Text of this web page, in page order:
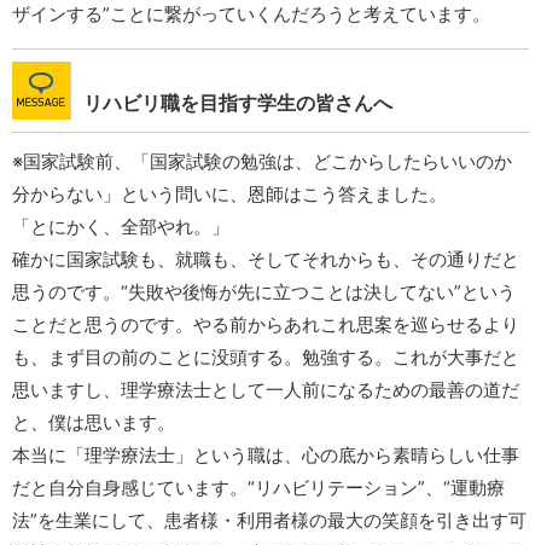
ザインする”ことに繋がっていくんだろうと考えています。
リハビリ職を目指す学生の皆さんへ
※国家試験前、「国家試験の勉強は、どこからしたらいいのか
分からない」という問いに、恩師はこう答えました。
「とにかく、全部やれ。」
確かに国家試験も、就職も、そしてそれからも、その通りだと
思うのです。“失敗や後悔が先に立つことは決してない”という
ことだと思うのです。やる前からあれこれ思案を巡らせるより
も、まず目の前のことに没頭する。勉強する。これが大事だと
思いますし、理学療法士として一人前になるための最善の道だ
と、僕は思います。
本当に「理学療法士」という職は、心の底から素晴らしい仕事
だと自分自身感じています。“リハビリテーション”、“運動療
法”を生業にして、患者様・利用者様の最大の笑顔を引き出す可